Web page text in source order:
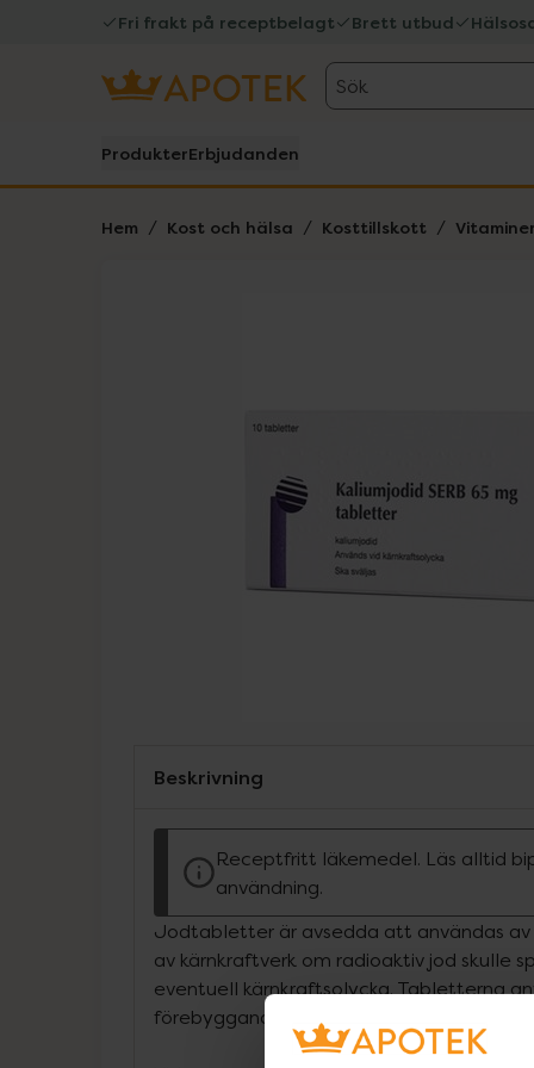
Fri frakt på receptbelagt Brett utbud
Sök
ProdukterErbjudanden
Hem Kost och hälsa Kosttillskott
Beskrivning
Receptfritt läkemedel. Läs alltid
användning.
Jodtabletter är avsedda att användas av
av kärnkraftverk om radioaktiv jod skulle
eventuell kärnkraftsolycka. Tabletterna
förebyggande behandling mot